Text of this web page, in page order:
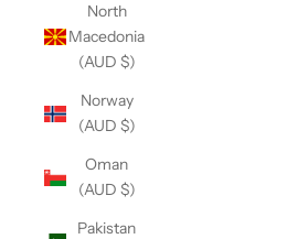
North
Macedonia
(AUD $)
Norway
(AUD $)
Oman
(AUD $)
Pakistan